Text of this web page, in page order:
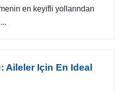
en keyifli yollarından
Aileler Için En Ideal